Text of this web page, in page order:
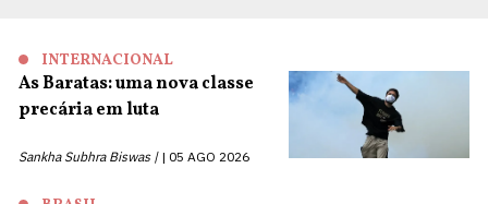
INTERNACIONAL
As Baratas: uma nova classe
precária em luta
Sankha Subhra Biswas | 05 AGO 2026